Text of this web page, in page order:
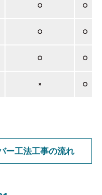
○ ○
○ ○
○ ○
× ○
ー工法工事の流れ